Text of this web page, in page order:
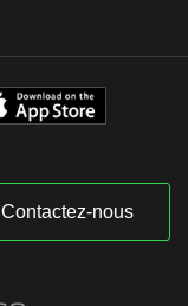
Contactez-nous